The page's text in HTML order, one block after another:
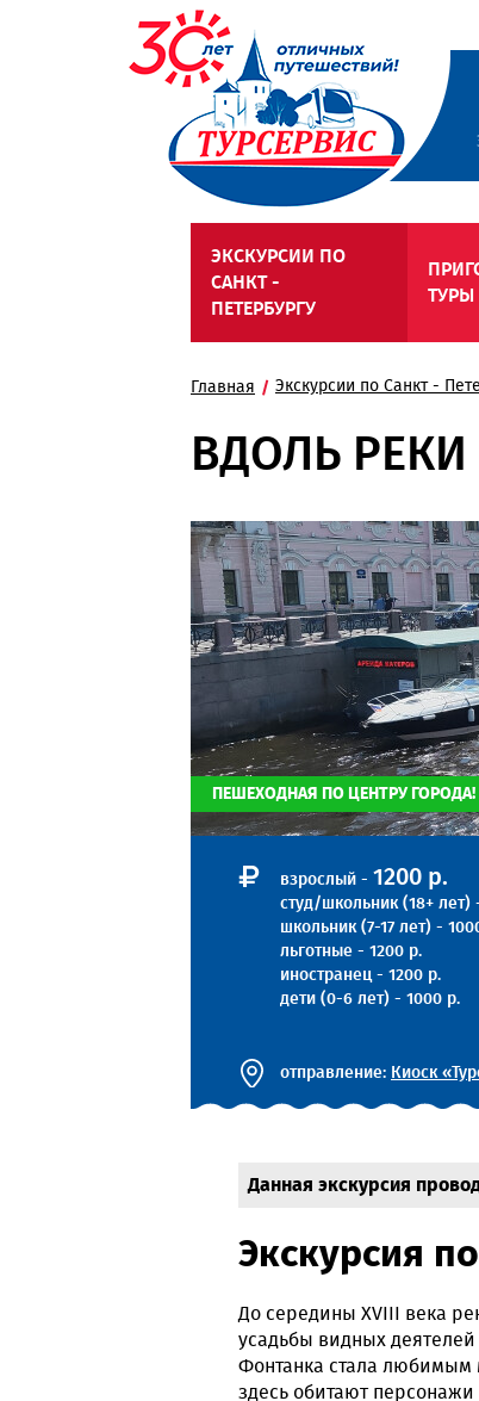
ЭКСКУРСИИ ПО
САНКТ -
ПЕТЕРБУРГУ
ТУРЫ
Главная Экскурсии по Санкт -
ВДОЛЬ
ПЕШЕХОДНАЯ ПО ЦЕНТРУ ГОРОДА!
взрослый - 1200 р.
студ/школьник (18+ лет)
школьник (7-17 лет) -
льготные - 1200 р.
иностранец - 1200 р.
дети (0-6 лет) - 1000 р.
отправление: Киоск
Данная экскурсия
Экскурсия
До середины XVIII века
усадьбы видных
Фонтанка стала любимым
здесь обитают